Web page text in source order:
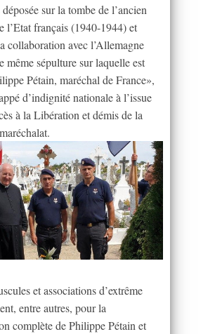
déposée sur la tombe de l’ancien
l’Etat français (1940-1944) et
collaboration avec l’Allemagne
même sépulture sur laquelle est
Pétain, maréchal de France»,
d’indignité nationale à l’issue
à la Libération et démis de la
et associations d’extrême
entre autres, pour la
complète de Philippe Pétain et